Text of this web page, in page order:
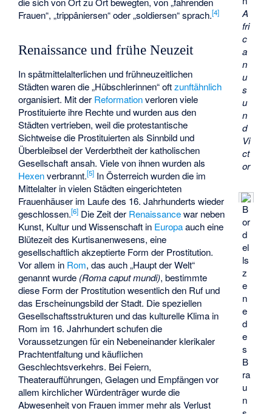
A
fri
c
a
n
u
s
u
n
d
Vi
ct
or
B
or
d
el
ls
z
e
n
e
d
e
s
B
ra
u
n
Frauen“, „trippâniersen“ oder „soldiersen“ sprach.[4]
Renaissance und frühe Neuzeit
In spätmittelalterlichen und frühneuzeitlichen
Städten waren die „Hübschlerinnen“ oftzunftähnlich
organisiert. Mit der Reformationverloren viele
Prostituierte ihre Rechte und wurden aus den
Städten vertrieben, weil die protestantische
Sichtweise die Prostituierten als Sinnbild und
Überbleibsel der Verderbtheit der katholischen
Gesellschaft ansah. Viele von ihnen wurden als
Hexenverbrannt.[5] In Österreich wurden die im
Mittelalter in vielen Städten eingerichteten
Frauenhäuser im Laufe des 16. Jahrhunderts wieder
geschlossen.[6] Die Zeit der Renaissancewar neben
Kunst, Kultur und Wissenschaft in Europaauch eine
Blütezeit des Kurtisanenwesens, eine
gesellschaftlich akzeptierte Form der Prostitution.
Vor allem in Rom, das auch „Haupt der Welt“
genannt wurde (Roma caput mundi), bestimmte
diese Form der Prostitution wesentlich den Ruf und
das Erscheinungsbild der Stadt. Die speziellen
Gesellschaftsstrukturen und das kulturelle Klima in
Rom im 16. Jahrhundert schufen die
Voraussetzungen für ein Nebeneinander klerikaler
Prachtentfaltung und käuflichen
Geschlechtsverkehrs. Bei Feiern,
Theateraufführungen, Gelagen und Empfängen vor
allem kirchlicher Würdenträger wurde die
Abwesenheit von Frauen immer mehr als Verlust